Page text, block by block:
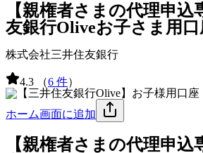
【親権者さまの代理申込
友銀行Oliveお子さま用口
株式会社三井住友銀行
4.3 （6 件）
ホーム画面に追加
【親権者さまの代理申込